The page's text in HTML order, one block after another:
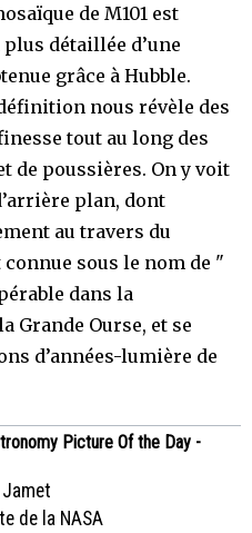
de M101 est
détaillée d’une
grâce à Hubble.
nous révèle des
tout au long des
de poussières. On y voit
plan, dont
au travers du
sous le nom de "
dans la
Grande Ourse, et se
d’années-lumière de
Picture Of the Day -
de la NASA